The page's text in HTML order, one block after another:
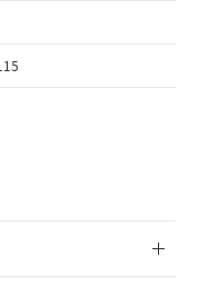
、当社の製
客様との取
用すること
ードするこ
ステル類４
の期間は出
とから備考
キャンセル